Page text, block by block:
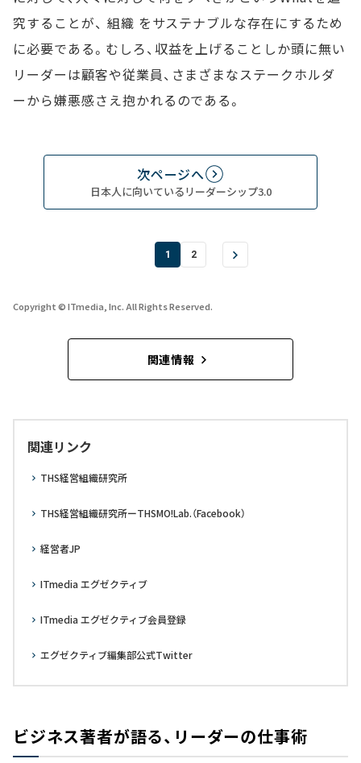
究することが、 組織 をサステナブルな存在にするため
に必要である。むしろ、収益を上げることしか頭に無い
リーダーは顧客や従業員、さまざまなステークホルダ
ーから嫌悪感さえ抱かれるのである。
次ページへ
日本人に向いているリーダーシップ3.0
1 2
Copyright © ITmedia, Inc. All Rights Reserved.
関連情報
関連リンク
THS経営組織研究所
THS経営組織研究所ーTHSMO!Lab.（Facebook）
経営者JP
ITmedia エグゼクティブ
ITmedia エグゼクティブ会員登録
エグゼクティブ編集部公式Twitter
ビジネス著者が語る、リーダーの仕事術